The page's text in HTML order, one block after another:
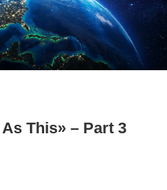
This» – Part 3